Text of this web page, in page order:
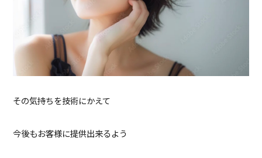
その気持ちを技術にかえて
今後もお客様に提供出来るよう